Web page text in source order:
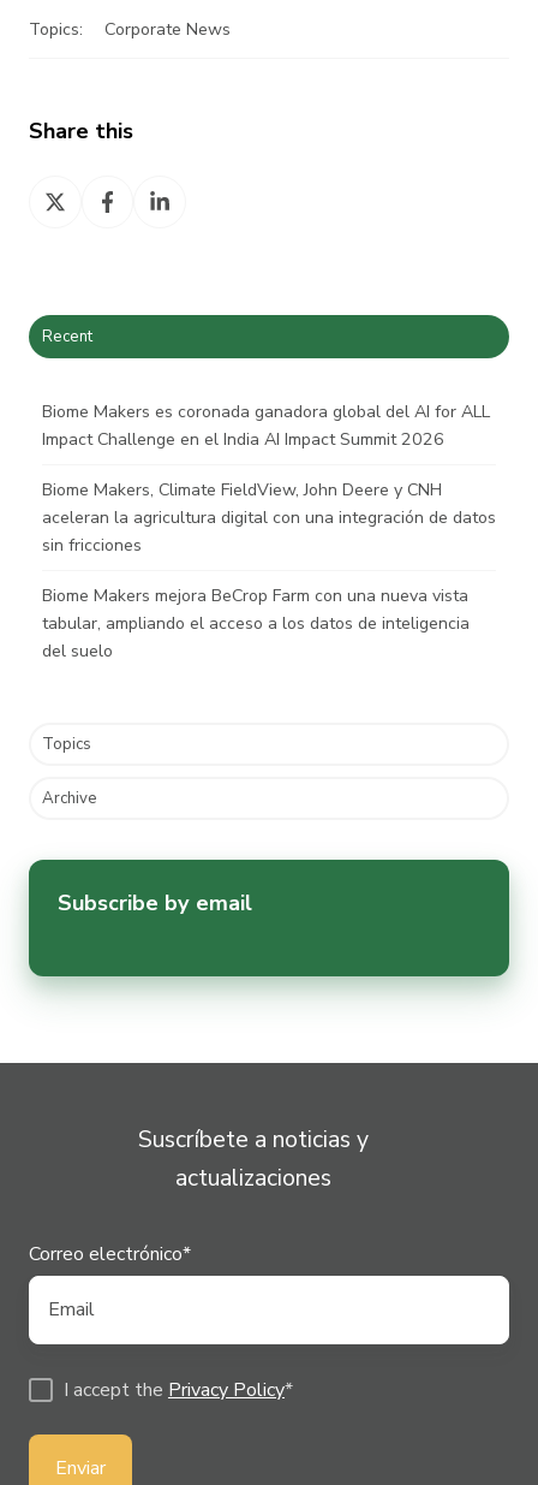
Topics: Corporate News
Share this
Share
Share
Share
Recent
Biome Makers es coronada ganadora global del AI for ALL
Impact Challenge en el India AI Impact Summit 2026
Biome Makers, Climate FieldView, John Deere y CNH
aceleran la agricultura digital con una integración de datos
sin fricciones
Biome Makers mejora BeCrop Farm con una nueva vista
tabular, ampliando el acceso a los datos de inteligencia
del suelo
Topics
Archive
Subscribe by email
Suscríbete a noticias y
actualizaciones
Correo electrónico*
I accept the Privacy Policy*